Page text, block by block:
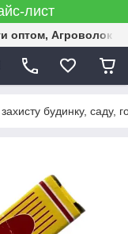
лист
оптом,
будинку, саду,